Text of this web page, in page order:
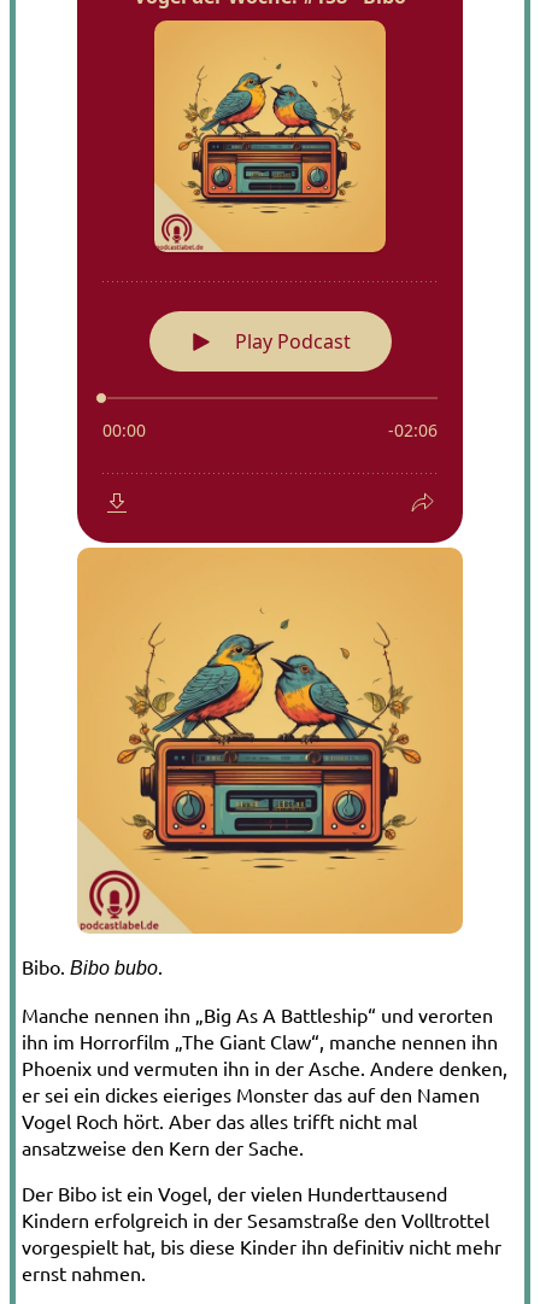
Bibo. Bibo bubo.
Manche nennen ihn „Big As A Battleship“ und verorten
ihn im Horrorfilm „The Giant Claw“, manche nennen ihn
Phoenix und vermuten ihn in der Asche. Andere denken,
er sei ein dickes eieriges Monster das auf den Namen
Vogel Roch hört. Aber das alles trifft nicht mal
ansatzweise den Kern der Sache.
Der Bibo ist ein Vogel, der vielen Hunderttausend
Kindern erfolgreich in der Sesamstraße den Volltrottel
vorgespielt hat, bis diese Kinder ihn definitiv nicht mehr
ernst nahmen.